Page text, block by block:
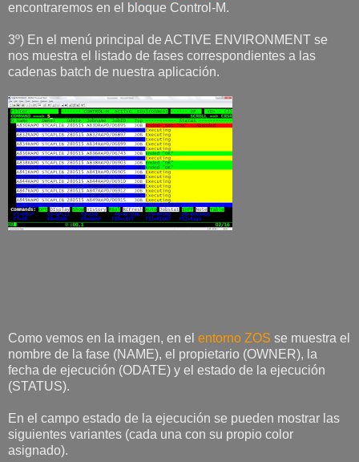
encontraremos en el bloque Control-M.
3º) En el menú principal de ACTIVE ENVIRONMENT se
nos muestra el listado de fases correspondientes a las
cadenas batch de nuestra aplicación.
Como vemos en la imagen, en el entorno ZOS se muestra el
nombre de la fase (NAME), el propietario (OWNER), la
fecha de ejecución (ODATE) y el estado de la ejecución
(STATUS).
En el campo estado de la ejecución se pueden mostrar las
siguientes variantes (cada una con su propio color
asignado).